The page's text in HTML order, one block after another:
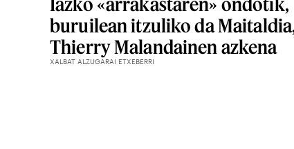
buruilean itzuliko da
Thierry Malandainen azkena
XALBAT ALZUGARAI ETXEBERRI